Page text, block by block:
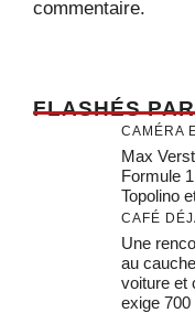
commentaire.
FLASHÉS
CAMÉRA
Max
Formule
Topolino
CAFÉ
Une
au
voiture et
exige